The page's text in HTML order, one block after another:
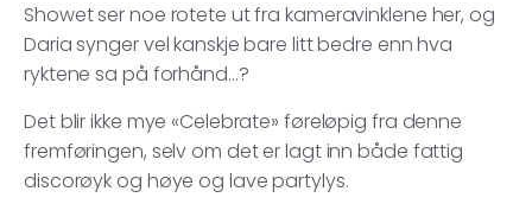
Showet ser noe rotete ut fra kameravinklene her, og
Daria synger vel kanskje bare litt bedre enn hva
ryktene sa på forhånd…?
Det blir ikke mye «Celebrate» føreløpig fra denne
fremføringen, selv om det er lagt inn både fattig
discorøyk og høye og lave partylys.